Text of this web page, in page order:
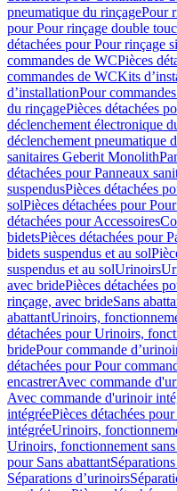
pneumatique du rinçagePour
pour Pour rinçage double
détachées pour Pour rinçage
commandes de WCPièces
commandes de WCKits
d’installationPour
du rinçagePièces détachées
déclenchement électronique
déclenchement pneumatique
sanitaires Geberit Monolith
détachées pour Panneaux
suspendusPièces détachées
solPièces détachées pour
détachées pour Accessoires
bidetsPièces détachées pour
bidets suspendus et au sol
suspendus et au solUrinoirs
avec bridePièces détachées
rinçage, avec brideSans
abattantUrinoirs,
détachées pour Urinoirs,
bridePour commande
détachées pour Pour
encastrerAvec commande
Avec commande d'urinoir
intégréePièces détachées
intégréeUrinoirs,
Urinoirs, fonctionnement sans
pour Sans abattant
Séparations d’urinoirs